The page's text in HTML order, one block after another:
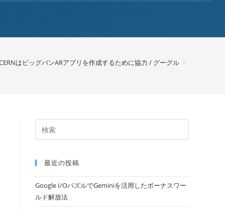
はビッグバンARアプリを作成するために協力 / グーグル >
最近の投稿
Google I/OパズルでGeminiを活用したボーナスワー
ルド解放法